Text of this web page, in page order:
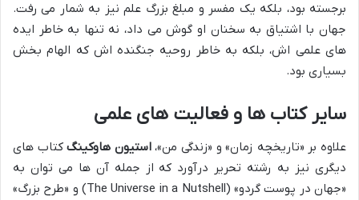
برجسته بود، بلکه یک مفسر و مبلغ بزرگ علم نیز به شمار می رفت.
جهان با اشتیاق به سخنان او گوش می داد، نه تنها به خاطر ایده
های علمی اش، بلکه به خاطر روحیه جنگنده اش که الهام بخش
بسیاری بود.
سایر کتاب ها و فعالیت های علمی
علاوه بر «تاریخچه زمان» و «زندگی من»،استیون هاوکینگکتاب های
دیگری نیز به رشته تحریر درآورد که از جمله آن ها می توان به
«جهان در پوست گردو» (The Universe in a Nutshell) و «طرح بزرگ»